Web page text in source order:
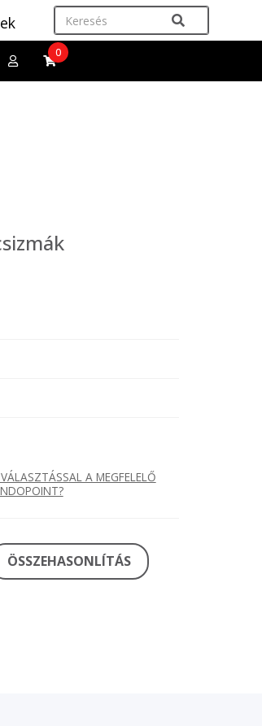
0
A MEGFELELŐ
ÖSSZEHASONLÍTÁS